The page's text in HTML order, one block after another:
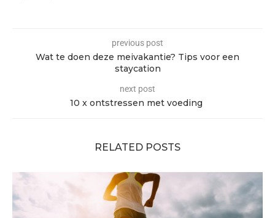
previous post
Wat te doen deze meivakantie? Tips voor een
staycation
next post
10 x ontstressen met voeding
RELATED POSTS